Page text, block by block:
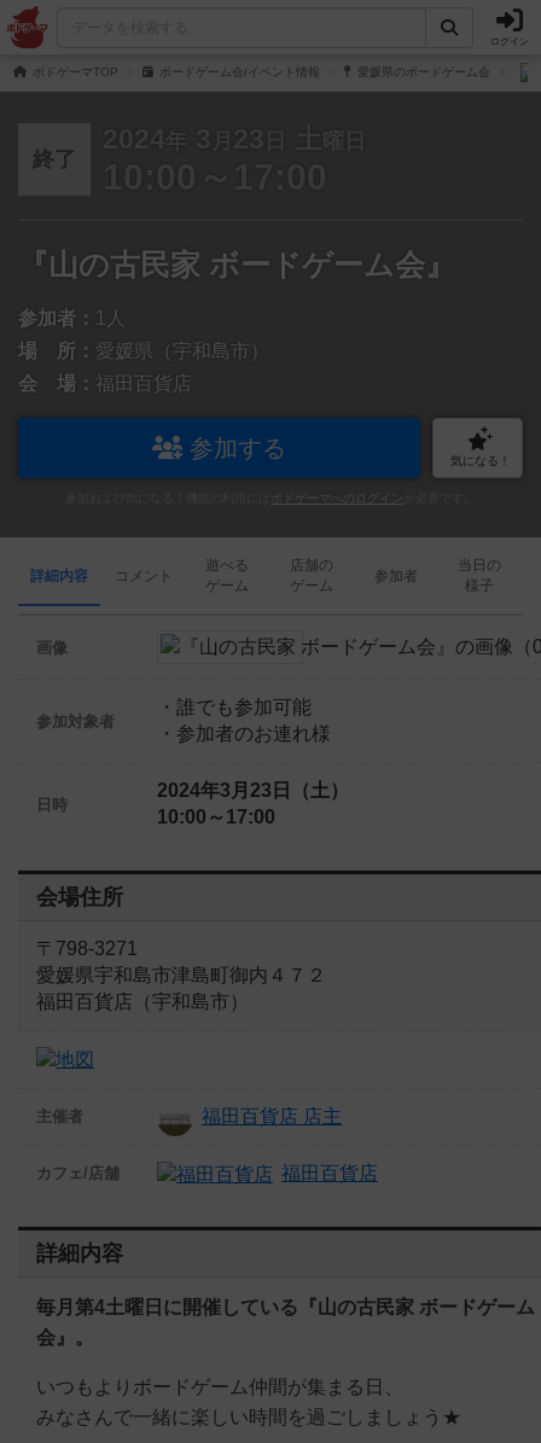
ログイン
ボドゲーマTOP ボードゲーム会/イベント情報 愛媛県のボードゲーム会
終了
2024年 3 月 23 日 土 曜日
10:00～17:00
『山の古民家 ボードゲーム会』
参加者： 1人
場 所： 愛媛県（宇和島市）
会 場： 福田百貨店
参加する 気になる！
ボドゲーマへのログイン
詳細内容 コメント
遊べる
ゲーム
店舗の
ゲーム
参加者
当日の
様子
画像
参加対象者
・誰でも参加可能
・参加者のお連れ様
日時
2024年3月23日（土）
10:00～17:00
会場住所
〒798-3271
愛媛県宇和島市津島町御内４７２
福田百貨店（宇和島市）
主催者 福田百貨店 店主
カフェ/店舗 福田百貨店
詳細内容
毎月第4土曜日に開催している『山の古民家 ボードゲーム
会』。
いつもよりボードゲーム仲間が集まる日、
みなさんで一緒に楽しい時間を過ごしましょう★